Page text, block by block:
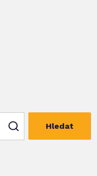
Hledat